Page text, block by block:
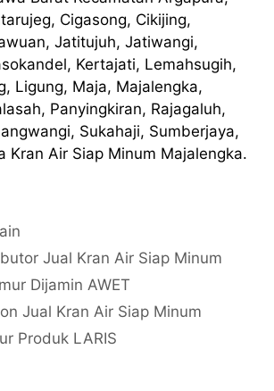
Cigasong, Cikijing,
Jatitujuh, Jatiwangi,
Kertajati, Lemahsugih,
Ligung, Maja, Majalengka,
Panyingkiran, Rajagaluh,
Sukahaji, Sumberjaya,
Kran Air Siap Minum Majalengka.
Jual Kran Air Siap Minum
Dijamin AWET
Jual Kran Air Siap Minum
Produk LARIS